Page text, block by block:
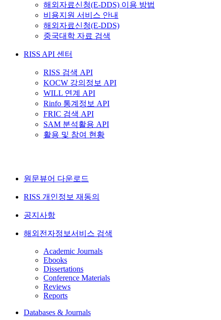
해외자료신청(E-DDS) 이용 방법
비용지원 서비스 안내
해외자료신청(E-DDS)
중국대학 자료 검색
RISS API 센터
RISS 검색 API
KOCW 강의정보 API
WILL 연계 API
Rinfo 통계정보 API
FRIC 검색 API
SAM 분석활용 API
활용 및 참여 현황
원문뷰어 다운로드
RISS 개인정보 재동의
공지사항
해외전자정보서비스 검색
Academic Journals
Ebooks
Dissertations
Conference Materials
Reviews
Reports
Databases & Journals